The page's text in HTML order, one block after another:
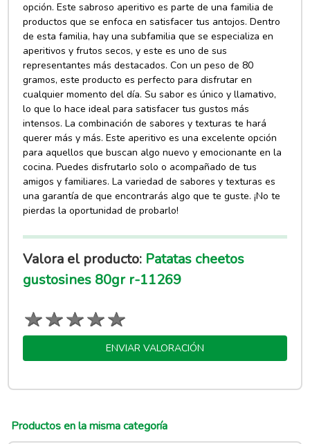
opción. Este sabroso aperitivo es parte de una familia de
productos que se enfoca en satisfacer tus antojos. Dentro
de esta familia, hay una subfamilia que se especializa en
aperitivos y frutos secos, y este es uno de sus
representantes más destacados. Con un peso de 80
gramos, este producto es perfecto para disfrutar en
cualquier momento del día. Su sabor es único y llamativo,
lo que lo hace ideal para satisfacer tus gustos más
intensos. La combinación de sabores y texturas te hará
querer más y más. Este aperitivo es una excelente opción
para aquellos que buscan algo nuevo y emocionante en la
cocina. Puedes disfrutarlo solo o acompañado de tus
amigos y familiares. La variedad de sabores y texturas es
una garantía de que encontrarás algo que te guste. ¡No te
pierdas la oportunidad de probarlo!
Valora el producto: Patatas cheetos
gustosines 80gr r-11269
ENVIAR VALORACIÓN
Productos en la misma categoría